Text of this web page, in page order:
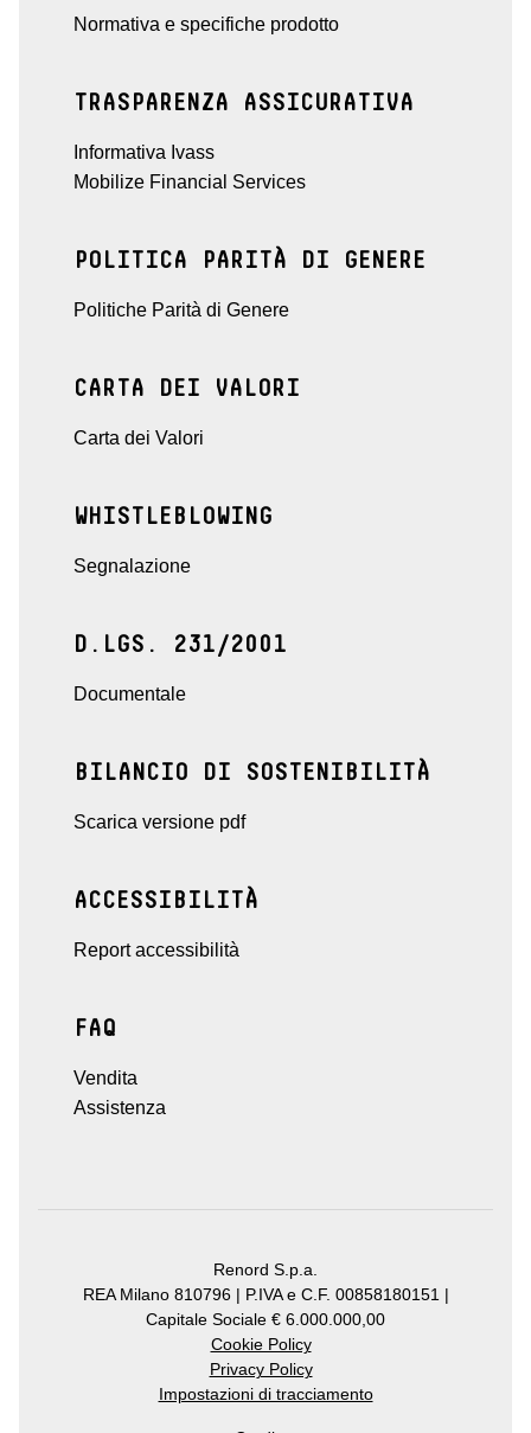
Normativa e specifiche prodotto
TRASPARENZA ASSICURATIVA
Informativa Ivass
Mobilize Financial Services
POLITICA PARITÀ DI GENERE
Politiche Parità di Genere
CARTA DEI VALORI
Carta dei Valori
WHISTLEBLOWING
Segnalazione
D.LGS. 231/2001
Documentale
BILANCIO DI SOSTENIBILITÀ
Scarica versione pdf
ACCESSIBILITÀ
Report accessibilità
FAQ
Vendita
Assistenza
Renord S.p.a.
REA Milano 810796 | P.IVA e C.F. 00858180151 |
Capitale Sociale € 6.000.000,00
Cookie Policy
Privacy Policy
Impostazioni di tracciamento